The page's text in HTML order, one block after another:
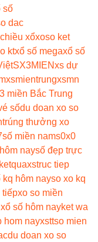
số
dac
xổxoso ket
ktxổ số megaxổ số
SX3MIENxs dự
xsmientrungxsmn
miền Bắc Trung
sốdu doan xo so
trúng thưởng xo
số miền nams0x0
naysố đẹp trực
xstruc tiep
kq hôm nayso xo kq
tiếpxo so miền
số hôm nayket wa
hom nayxsttso mien
du doan xo so